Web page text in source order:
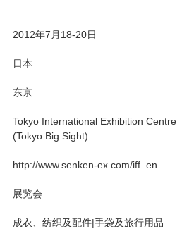
2012年7月18-20日
日本
东京
Tokyo International Exhibition Centre
(Tokyo Big Sight)
http://www.senken-ex.com/iff_en
展览会
成衣、纺织及配件|手袋及旅行用品